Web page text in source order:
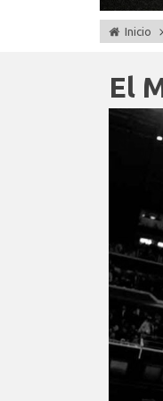
Inicio
El